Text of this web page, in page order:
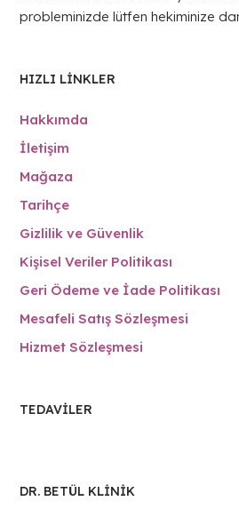
probleminizde lütfen hekiminize
HIZLI LINKLER
Hakkımda
İletişim
Mağaza
Tarihçe
Gizlilik ve Güvenlik
Kişisel Veriler Politikası
Geri Ödeme ve İade Politikası
Mesafeli Satış Sözleşmesi
Hizmet Sözleşmesi
TEDAVILER
DR. BETÜL KLİNİK